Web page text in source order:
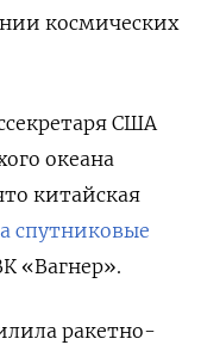
космических
США
океана
китайская
спутниковые
«Вагнер».
ракетно-